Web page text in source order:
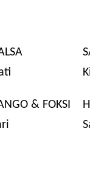
& FOKSI